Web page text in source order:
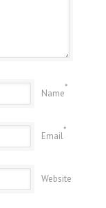
Name
*
Email
*
Website